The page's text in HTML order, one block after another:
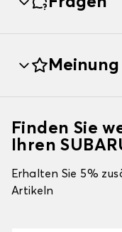
Meinung
Finden Sie
Ihren
Erhalten Sie 5%
Artikeln